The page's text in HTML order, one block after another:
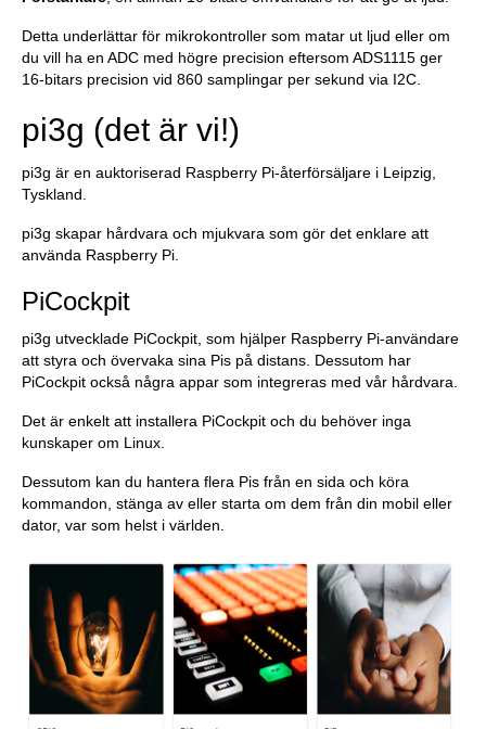
Detta underlättar för mikrokontroller som matar ut ljud eller om
du vill ha en ADC med högre precision eftersom ADS1115 ger
16-bitars precision vid 860 samplingar per sekund via I2C.
pi3g (det är vi!)
pi3g är en auktoriserad Raspberry Pi-återförsäljare i Leipzig,
Tyskland.
pi3g skapar hårdvara och mjukvara som gör det enklare att
använda Raspberry Pi.
PiCockpit
pi3g utvecklade PiCockpit, som hjälper Raspberry Pi-användare
att styra och övervaka sina Pis på distans. Dessutom har
PiCockpit också några appar som integreras med vår hårdvara.
Det är enkelt att installera PiCockpit och du behöver inga
kunskaper om Linux.
Dessutom kan du hantera flera Pis från en sida och köra
kommandon, stänga av eller starta om dem från din mobil eller
dator, var som helst i världen.